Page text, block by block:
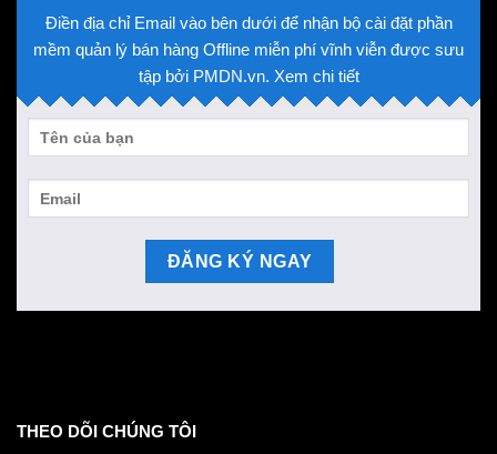
Điền địa chỉ Email vào bên dưới để nhận bộ cài đặt phần
mềm quản lý bán hàng Offline miễn phí vĩnh viễn được sưu
tập bởi PMDN.vn. Xem chi tiết
THEO DÕI CHÚNG TÔI